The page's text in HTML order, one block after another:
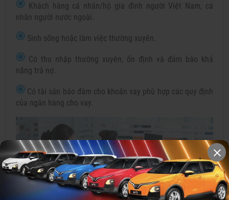
Khách hàng cá nhân/hộ gia đình người Việt Nam, cá
nhân người nước ngoài.
Sinh sống hoặc làm việc thường xuyên.
Có thu nhập thường xuyên, ổn định và đảm bảo khả
năng trả nợ.
Có tài sản bảo đảm cho khoản vay phù hợp các quy định
của ngân hàng cho vay.